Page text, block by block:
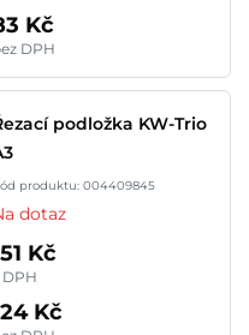
Kč
DPH
podložka KW-Trio
produktu: 004409845
dotaz
Kč
DPH
Kč